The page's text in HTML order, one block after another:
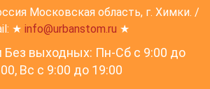
Московская область, г. Химки. /
★ info@urbanstom.ru ★
выходных: Пн-Сб с 9:00 до
Вс c 9:00 до 19:00